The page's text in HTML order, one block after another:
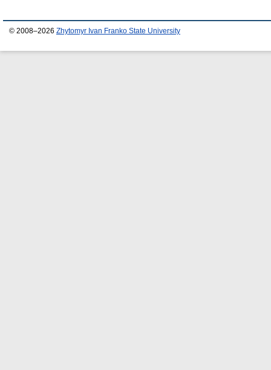
© 2008–2026 Zhytomyr Ivan Franko State University